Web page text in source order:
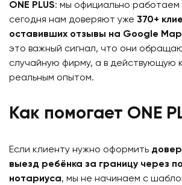
ONE PLUS: мы официально работаем
сегодня нам доверяют уже 370+
оставивших отзывы на Google
это важный сигнал, что они
случайную фирму, а в действующую
реальным опытом.
Как помогает ONE
Если клиенту нужно оформить
выезд ребёнка за границу через
нотариуса, мы не начинаем с